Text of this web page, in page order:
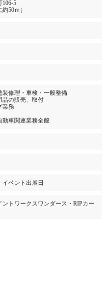
106-5
50ｍ）
装修理・車検・一般整備
品の販売、取付
業務
動車関連業務全般
ベント出展日
トワークスワンダース・RIPカー